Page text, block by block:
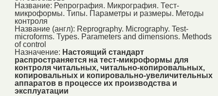
Название: Репрография. Микрография. Тест-
микроформы. Типы. Параметры и размеры. Методы
контроля
Название (англ): Reprography. Micrography. Test-
microforms. Types. Parameters and dimensions. Methods
of control
Назначение: Настоящий стандарт
распространяется на тест-микроформы для
контроля читальных, читально-копировальных,
копировальных и копировально-увеличительных
аппаратов в процессе их производства и
эксплуатации